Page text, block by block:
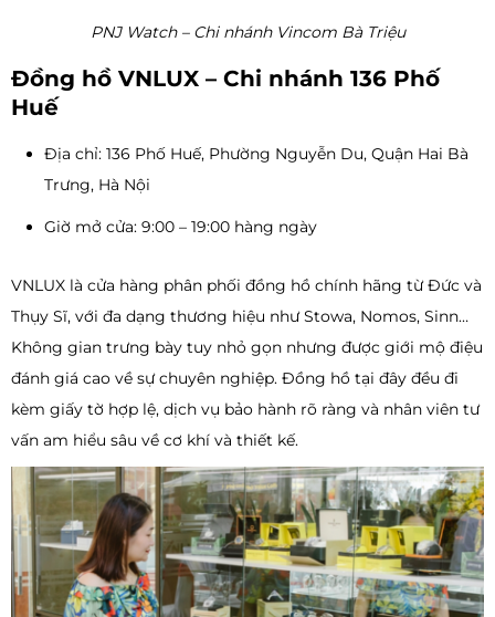
PNJ Watch – Chi nhánh Vincom Bà Triệu
Đồng hồ VNLUX – Chi nhánh 136 Phố
Huế
Địa chỉ: 136 Phố Huế, Phường Nguyễn Du, Quận Hai Bà
Trưng, Hà Nội
Giờ mở cửa: 9:00 – 19:00 hàng ngày
VNLUX là cửa hàng phân phối đồng hồ chính hãng từ Đức và
Thụy Sĩ, với đa dạng thương hiệu như Stowa, Nomos, Sinn…
Không gian trưng bày tuy nhỏ gọn nhưng được giới mộ điệu
đánh giá cao về sự chuyên nghiệp. Đồng hồ tại đây đều đi
kèm giấy tờ hợp lệ, dịch vụ bảo hành rõ ràng và nhân viên tư
vấn am hiểu sâu về cơ khí và thiết kế.